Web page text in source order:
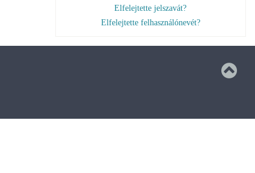
Elfelejtette jelszavát?
Elfelejtette felhasználónevét?